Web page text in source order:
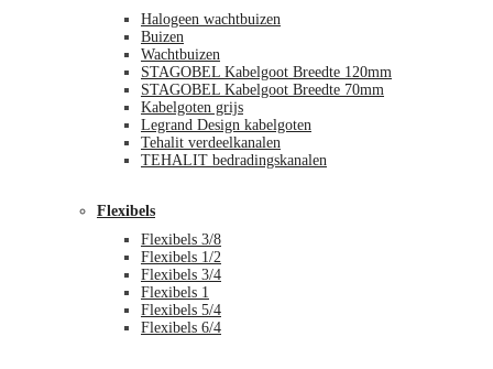
Halogeen wachtbuizen
Buizen
Wachtbuizen
STAGOBEL Kabelgoot Breedte 120mm
STAGOBEL Kabelgoot Breedte 70mm
Kabelgoten grijs
Legrand Design kabelgoten
Tehalit verdeelkanalen
TEHALIT bedradingskanalen
Flexibels
Flexibels 3/8
Flexibels 1/2
Flexibels 3/4
Flexibels 1
Flexibels 5/4
Flexibels 6/4